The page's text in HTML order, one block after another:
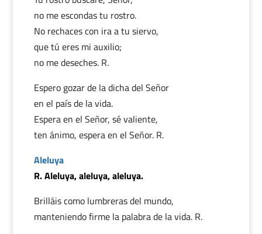
no me escondas tu rostro.
No rechaces con ira a tu siervo,
que tú eres mi auxilio;
no me deseches. R.
Espero gozar de la dicha del Señor
en el país de la vida.
Espera en el Señor, sé valiente,
ten ánimo, espera en el Señor. R.
Aleluya
R. Aleluya, aleluya, aleluya.
Brilláis como lumbreras del mundo,
manteniendo firme la palabra de la vida. R.